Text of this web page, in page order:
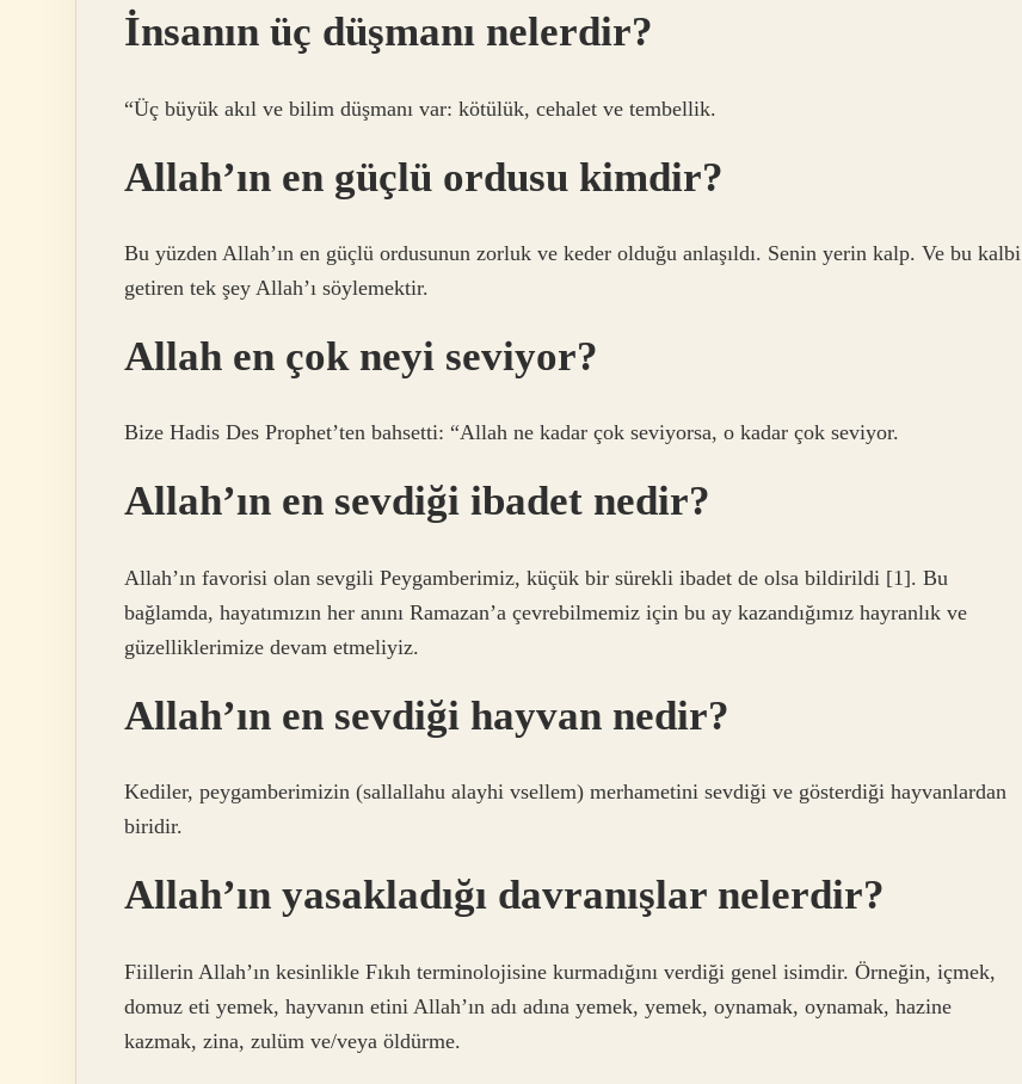
İnsanın üç düşmanı nelerdir?
“Üç büyük akıl ve bilim düşmanı var: kötülük, cehalet ve tembellik.
Allah’ın en güçlü ordusu kimdir?
Bu yüzden Allah’ın en güçlü ordusunun zorluk ve keder olduğu anlaşıldı. Senin yerin kalp. Ve bu kalbi
getiren tek şey Allah’ı söylemektir.
Allah en çok neyi seviyor?
Bize Hadis Des Prophet’ten bahsetti: “Allah ne kadar çok seviyorsa, o kadar çok seviyor.
Allah’ın en sevdiği ibadet nedir?
Allah’ın favorisi olan sevgili Peygamberimiz, küçük bir sürekli ibadet de olsa bildirildi [1]. Bu
bağlamda, hayatımızın her anını Ramazan’a çevrebilmemiz için bu ay kazandığımız hayranlık ve
güzelliklerimize devam etmeliyiz.
Allah’ın en sevdiği hayvan nedir?
Kediler, peygamberimizin (sallallahu alayhi vsellem) merhametini sevdiği ve gösterdiği hayvanlardan
biridir.
Allah’ın yasakladığı davranışlar nelerdir?
Fiillerin Allah’ın kesinlikle Fıkıh terminolojisine kurmadığını verdiği genel isimdir. Örneğin, içmek,
domuz eti yemek, hayvanın etini Allah’ın adı adına yemek, yemek, oynamak, oynamak, hazine
kazmak, zina, zulüm ve/veya öldürme.